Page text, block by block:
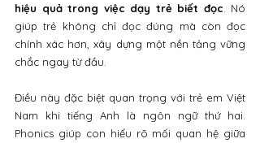
hiệu quả trong việc dạy trẻ biết đọc . Nó
giúp trẻ không chỉ đọc đúng mà còn đọc
chính xác hơn, xây dựng một nền tảng vững
chắc ngay từ đầu.
Điều này đặc biệt quan trọng với trẻ em Việt
Nam khi tiếng Anh là ngôn ngữ thứ hai.
Phonics giúp con hiểu rõ mối quan hệ giữa